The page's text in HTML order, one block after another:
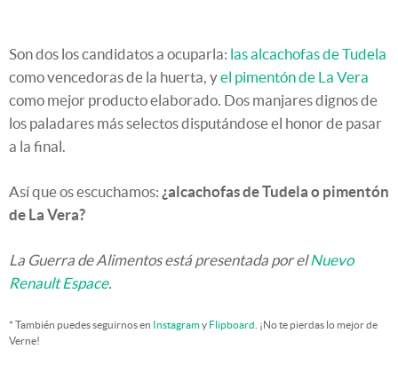
Son dos los candidatos a ocuparla: las alcachofas de Tudela
como vencedoras de la huerta, yel pimentón de La Vera
como mejor producto elaborado. Dos manjares dignos de
los paladares más selectos disputándose el honor de pasar
a la final.
Así que os escuchamos: ¿alcachofas de Tudela o pimentón
de La Vera?
La Guerra de Alimentos está presentada por elNuevo
Renault Espace.
* También puedes seguirnos en Instagramy Flipboard . ¡No te pierdas lo mejor de
Verne!